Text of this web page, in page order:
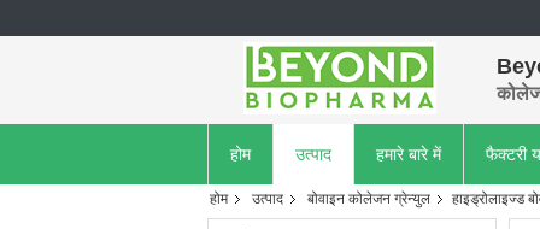
होम उत्पाद हमारे बारे में फैक्टरी
होम उत्पाद बोवाइन कोलेजन ग्रेन्युल हाइड्रोलाइज्ड